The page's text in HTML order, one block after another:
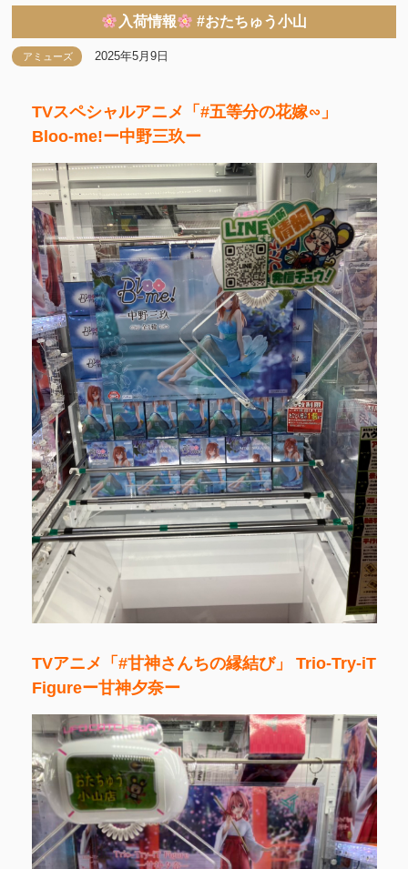
入荷情報 #おたちゅう小山
アミューズ 2025年5月9日
TVスペシャルアニメ「#五等分の花嫁∽」
Bloo-me!ー中野三玖ー
TVアニメ「#甘神さんちの縁結び」 Trio-Try-iT
Figureー甘神夕奈ー